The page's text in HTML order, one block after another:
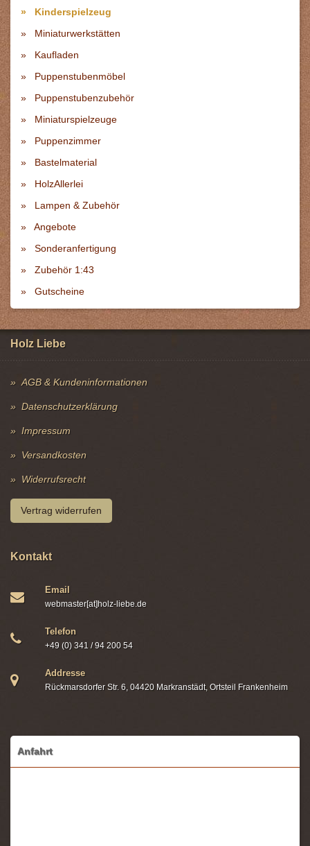
Kinderspielzeug
Miniaturwerkstätten
Kaufladen
Puppenstubenmöbel
Puppenstubenzubehör
Miniaturspielzeuge
Puppenzimmer
Bastelmaterial
HolzAllerlei
Lampen & Zubehör
Angebote
Sonderanfertigung
Zubehör 1:43
Gutscheine
Holz Liebe
AGB & Kundeninformationen
Datenschutzerklärung
Impressum
Versandkosten
Widerrufsrecht
Vertrag widerrufen
Kontakt
Email
webmaster[at]holz-liebe.de
Telefon
+49 (0) 341 / 94 200 54
Addresse
Rückmarsdorfer Str. 6, 04420 Markranstädt, Ortsteil Frankenheim
Anfahrt